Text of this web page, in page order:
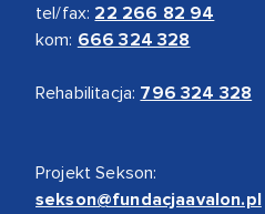
tel/fax: 22 266 82 94
kom: 666 324 328
Rehabilitacja: 796 324 328
Projekt Sekson:
sekson@fundacjaavalon.pl